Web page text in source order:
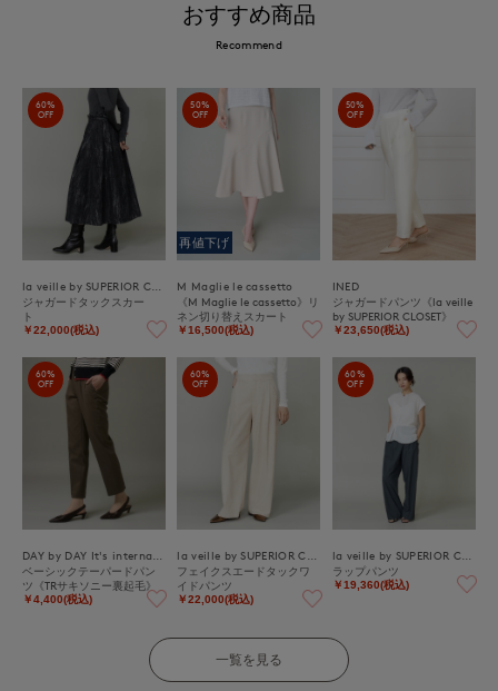
おすすめ商品
Recommend
60%
OFF
ジャガードタックスカー
ト
￥22,000(税込)
50%
OFF
再値下げ
M Maglie le cassetto
《M Maglie le cassetto》リ
ネン切り替えスカート
￥16,500(税込)
50%
OFF
INED
ジャガードパンツ《la veille
by SUPERIOR CLOSET》
￥23,650(税込)
60%
OFF
ベーシックテーパードパン
ツ《TRサキソニー裏起毛》
￥4,400(税込)
60%
OFF
フェイクスエードタックワ
イドパンツ
￥22,000(税込)
60%
OFF
ラップパンツ
￥19,360(税込)
一覧を見る